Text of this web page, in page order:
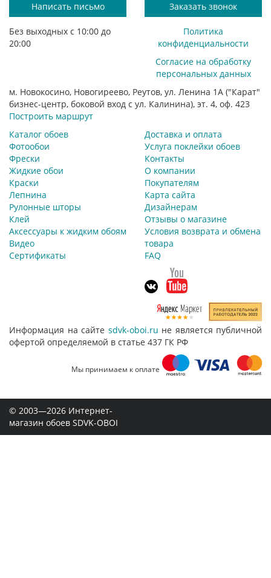
Написать письмо Заказать звонок
Без выходных с 10:00 до
20:00
Политика
конфиденциальности
Согласие на обработку
персональных данных
м. Новокосино, Новогиреево, Реутов, ул. Ленина 1А ("Карат"
бизнес-центр, боковой вход с ул. Калинина), эт. 4, оф. 423
Построить маршрут
Каталог обоев
Фотообои
Фрески
Жидкие обои
Краски
Лепнина
Рулонные шторы
Клей
Аксессуары к жидким обоям
Видео
Сертификаты
Доставка и оплата
Услуга поклейки обоев
Контакты
О компании
Покупателям
Карта сайта
Дизайнерам
Отзывы о магазине
Условия возврата и обмена
товара
FAQ
Информация на сайте sdvk-oboi.ru не является публичной
офертой определяемой в статье 437 ГК РФ
Мы принимаем к оплате
© 2003—2026 Интернет-
магазин обоев SDVK-OBOI